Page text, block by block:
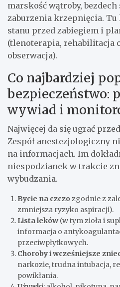
marskość wątroby, bezdech
zaburzenia krzepnięcia.
stanu przed zabiegiem i
(tlenoterapia, rehabilitacja
obserwacja).
Co najbardziej
bezpieczeństwo:
wywiad i
Najwięcej da się ugrać
Zespół anestezjologiczny
na informacjach. Im
niespodzianek w trakcie
wybudzania.
Bycie na czczo zgodnie z
zmniejsza ryzyko aspiracji).
Lista leków(w tym zioła i
informacja o
przeciwpłytkowych.
Choroby i wcześniejsze
narkozie, trudna intubacja,
powikłania.